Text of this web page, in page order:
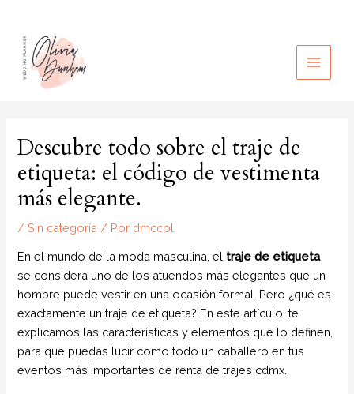
contenido
MAIN
Descubre todo sobre el traje de
etiqueta: el código de vestimenta
más elegante.
/Sin categoría / Por dmccol
En el mundo de la moda masculina, el traje de etiqueta
se considera uno de los atuendos más elegantes que un
hombre puede vestir en una ocasión formal. Pero ¿qué es
exactamente un traje de etiqueta? En este artículo, te
explicamos las características y elementos que lo definen,
para que puedas lucir como todo un caballero en tus
eventos más importantes de renta de trajes cdmx.